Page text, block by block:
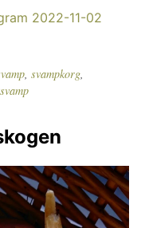
2022-11-02
, svampkorg,